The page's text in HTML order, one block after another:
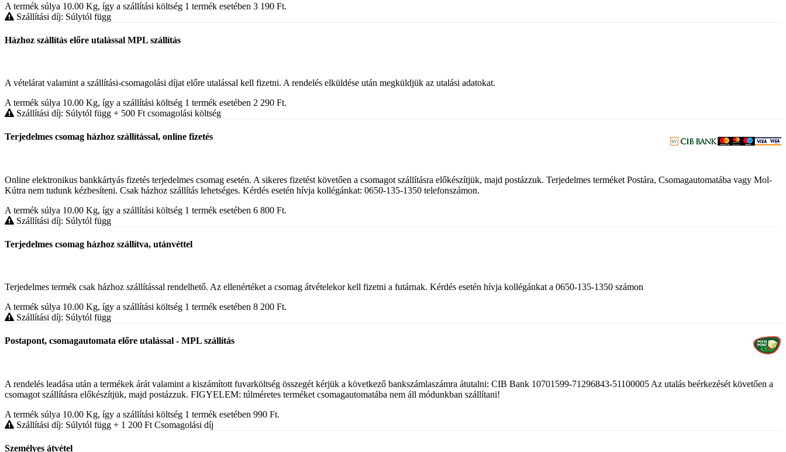
A termék súlya 10.00 Kg, így a szállítási költség 1 termék esetében 3 190 Ft.
Szállítási díj: Súlytól függ
Házhoz szállítás előre utalással MPL szállítás
A vételárat valamint a szállítási-csomagolási díjat előre utalással kell fizetni. A rendelés elküldése után megküldjük az utalási adatokat.
A termék súlya 10.00 Kg, így a szállítási költség 1 termék esetében 2 290 Ft.
Szállítási díj: Súlytól függ + 500 Ft csomagolási költség
Terjedelmes csomag házhoz szállítással, online fizetés
Online elektronikus bankkártyás fizetés terjedelmes csomag esetén. A sikeres fizetést követően a csomagot szállításra előkészítjük, majd postázzuk. Terjedelmes terméket Postára, Csomagautomatába vagy Mol-
Kútra nem tudunk kézbesíteni. Csak házhoz szállítás lehetséges. Kérdés esetén hívja kollégánkat: 0650-135-1350 telefonszámon.
A termék súlya 10.00 Kg, így a szállítási költség 1 termék esetében 6 800 Ft.
Szállítási díj: Súlytól függ
Terjedelmes csomag házhoz szállítva, utánvéttel
Terjedelmes termék csak házhoz szállítással rendelhető. Az ellenértéket a csomag átvételekor kell fizetni a futárnak. Kérdés esetén hívja kollégánkat a 0650-135-1350 számon
A termék súlya 10.00 Kg, így a szállítási költség 1 termék esetében 8 200 Ft.
Szállítási díj: Súlytól függ
Postapont, csomagautomata előre utalással - MPL szállítás
A rendelés leadása után a termékek árát valamint a kiszámított fuvarköltség összegét kérjük a következő bankszámlaszámra átutalni: CIB Bank 10701599-71296843-51100005 Az utalás beérkezését követően a
csomagot szállításra előkészítjük, majd postázzuk. FIGYELEM: túlméretes terméket csomagautomatába nem áll módunkban szállítani!
A termék súlya 10.00 Kg, így a szállítási költség 1 termék esetében 990 Ft.
Szállítási díj: Súlytól függ + 1 200 Ft Csomagolási díj
Személyes átvétel